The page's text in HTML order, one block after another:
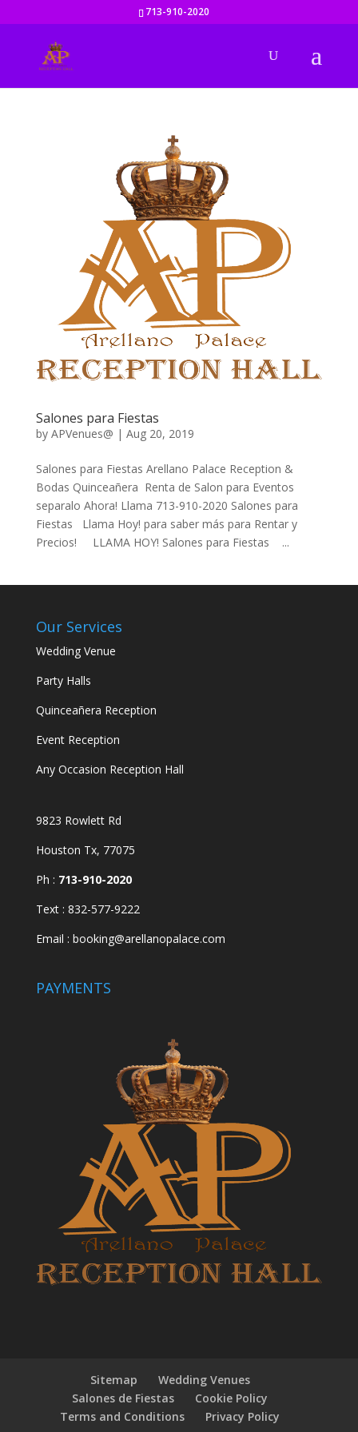
713-910-2020
Salones para Fiestas
by APVenues@ | Aug 20, 2019
Salones para Fiestas Arellano Palace Reception &
Bodas Quinceañera Renta de Salon para Eventos
separalo Ahora! Llama 713-910-2020 Salones para
Fiestas Llama Hoy! para saber más para Rentar y
Precios! LLAMA HOY! Salones para Fiestas ...
Our Services
Wedding Venue
Party Halls
Quinceañera Reception
Event Reception
Any Occasion Reception Hall
9823 Rowlett Rd
Houston Tx, 77075
Ph : 713-910-2020
Text : 832-577-9222
Email : booking@arellanopalace.com
PAYMENTS
Sitemap
Wedding Venues
Salones de Fiestas
Cookie Policy
Terms and Conditions
Privacy Policy